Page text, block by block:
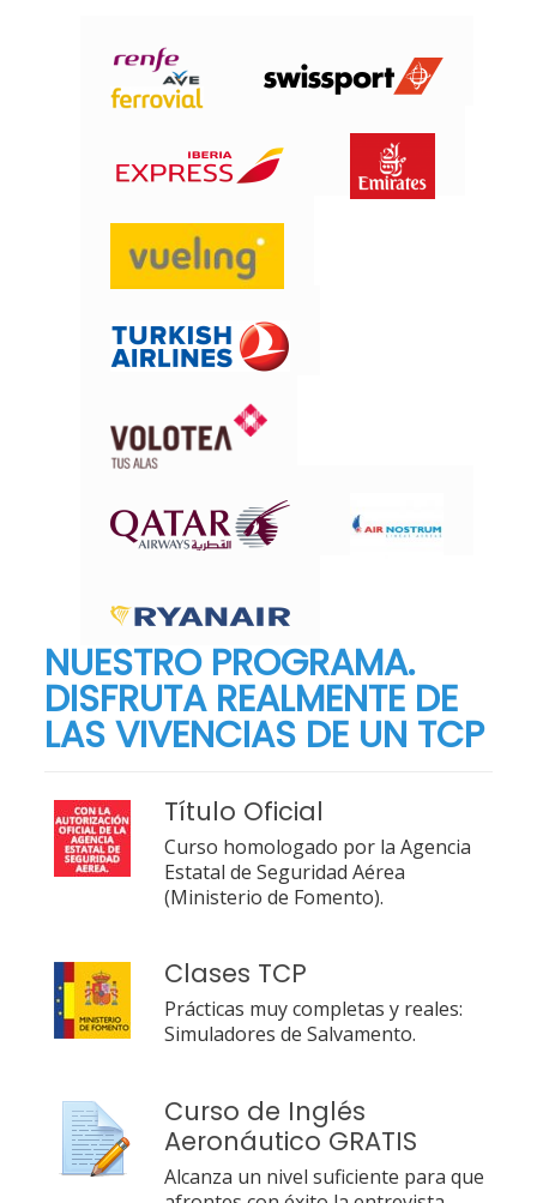
NUESTRO PROGRAMA.
DISFRUTA REALMENTE DE
LAS VIVENCIAS DE UN TCP
Título Oficial
Curso homologado por la Agencia
Estatal de Seguridad Aérea
(Ministerio de Fomento).
Clases TCP
Prácticas muy completas y reales:
Simuladores de Salvamento.
Curso de Inglés
Aeronáutico GRATIS
Alcanza un nivel suficiente para que